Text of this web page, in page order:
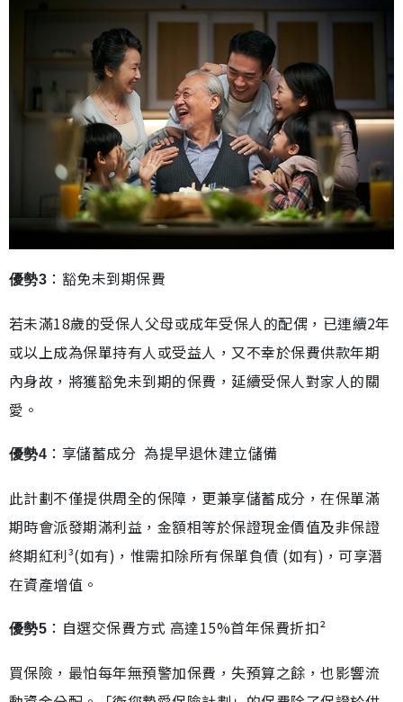
優勢3 ：豁免未到期保費
若未滿18歲的受保人父母或成年受保人的配偶，已連續2年
或以上成為保單持有人或受益人，又不幸於保費供款年期
內身故，將獲豁免未到期的保費，延續受保人對家人的關
愛。
優勢4 ：享儲蓄成分 為提早退休建立儲備
此計劃不僅提供周全的保障，更兼享儲蓄成分，在保單滿
期時會派發期滿利益，金額相等於保證現金價值及非保證
終期紅利³(如有)，惟需扣除所有保單負債 (如有)，可享潛
在資產增值。
優勢5 ：自選交保費方式 高達15%首年保費折扣²
買保險，最怕每年無預警加保費，失預算之餘，也影響流